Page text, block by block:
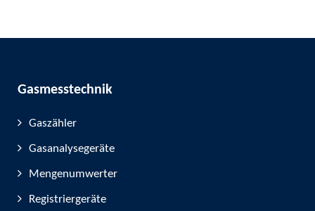
Gasmesstechnik
Gaszähler
Gasanalysegeräte
Mengenumwerter
Registriergeräte